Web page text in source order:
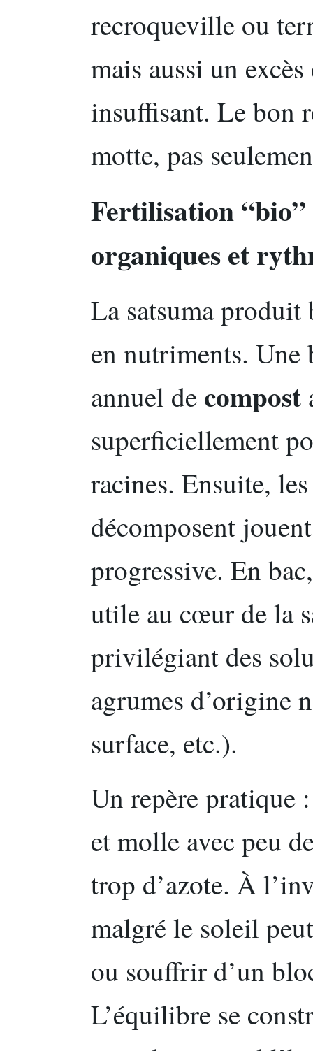
recroqueville ou
mais aussi un
insuffisant. Le bon
motte, pas
Fertilisation
organiques et
La satsuma produit
en nutriments. Une
annuel de compost
superficiellement
racines. Ensuite,
décomposent
progressive. En
utile au cœur de la
privilégiant des
agrumes d’origine
surface, etc.).
Un repère pratique
et molle avec peu
trop d’azote. À
malgré le soleil
ou souffrir d’un
L’équilibre se